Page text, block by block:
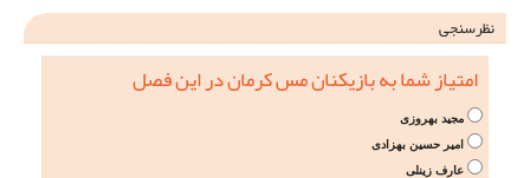
نظرسنجی
امتیاز شما به بازیکنان مس کرمان در این فصل
مجید بهروزی
امیر حسین بهزادی
عارف زینلی